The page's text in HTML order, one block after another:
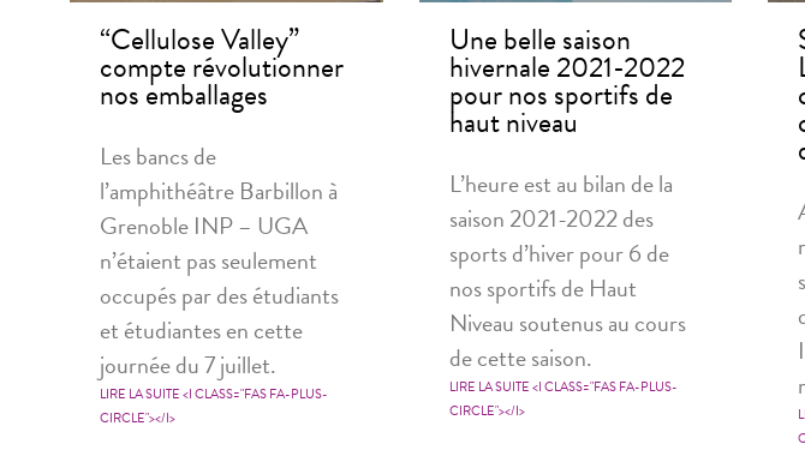
“Cellulose Valley”
compte révolutionner
nos emballages
Les bancs de
l’amphithéâtre Barbillon à
Grenoble INP – UGA
n’étaient pas seulement
occupés par des étudiants
et étudiantes en cette
journée du 7 juillet.
LIRE LA SUITE <I CLASS="FAS FA-PLUS-
CIRCLE"></I>
Une belle saison
hivernale 2021-2022
pour nos sportifs de
haut niveau
L’heure est au bilan de la
saison 2021-2022 des
sports d’hiver pour 6 de
nos sportifs de Haut
Niveau soutenus au cours
de cette saison.
LIRE LA SUITE <I CLASS="FAS FA-PLUS-
CIRCLE"></I>